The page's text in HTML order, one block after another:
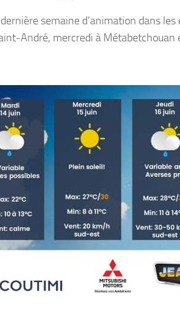
semaine d’animation dans
André, mercredi à Métabetchouan